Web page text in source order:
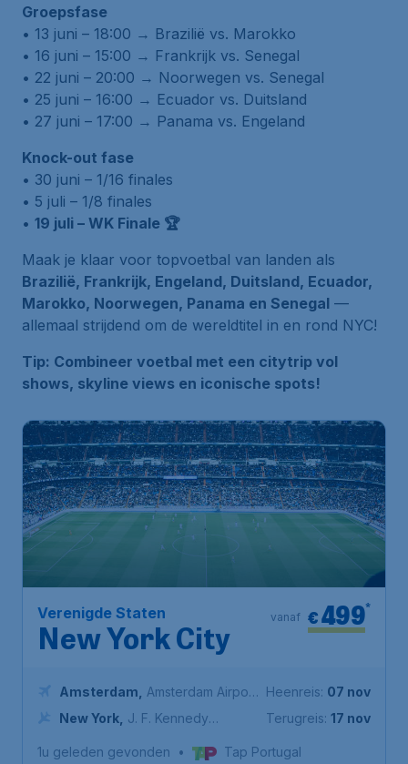
Groepsfase
• 13 juni – 18:00 → Brazilië vs. Marokko
• 16 juni – 15:00 → Frankrijk vs. Senegal
• 22 juni – 20:00 → Noorwegen vs. Senegal
• 25 juni – 16:00 → Ecuador vs. Duitsland
• 27 juni – 17:00 → Panama vs. Engeland
Knock-out fase
• 30 juni – 1/16 finales
• 5 juli – 1/8 finales
• 19 juli – WK Finale 🏆
Maak je klaar voor topvoetbal van landen als
Brazilië, Frankrijk, Engeland, Duitsland, Ecuador,
Marokko, Noorwegen, Panama en Senegal —
allemaal strijdend om de wereldtitel in en rond NYC!
Tip: Combineer voetbal met een citytrip vol
shows, skyline views en iconische spots!
Verenigde Staten
New York City
€499*
vanaf
Amsterdam
Amsterdam Airport
Schiphol
New York J. F. Kennedy
Heenreis: 07 nov
Terugreis: 17 nov
1u geleden gevonden • Tap Portugal